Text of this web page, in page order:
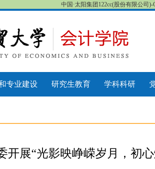
中国·太阳集团122cc(股份有限公司)-
专业建设 研究生教育 学科科研
开展“光影映峥嵘岁月，初